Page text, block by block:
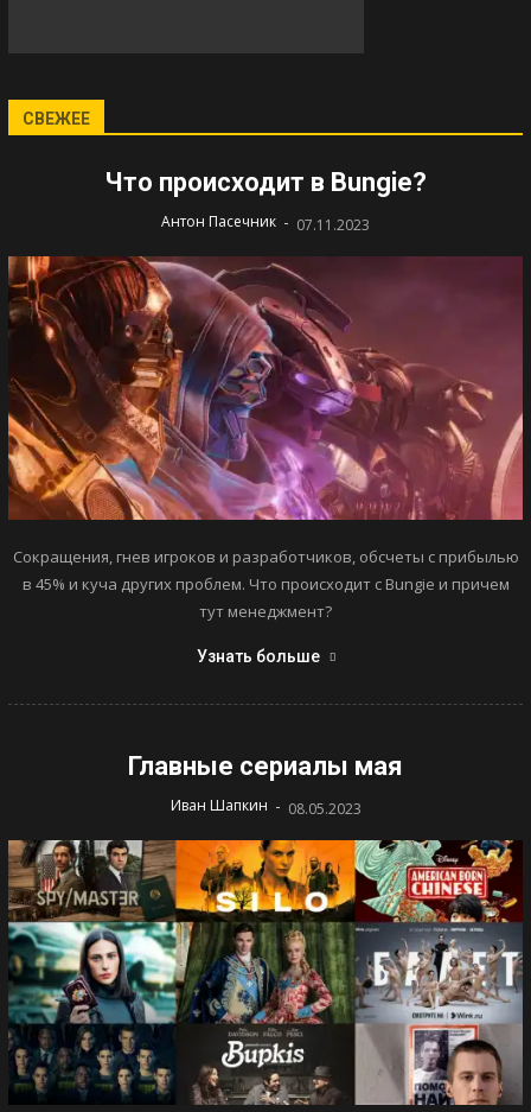
СВЕЖЕЕ
Что происходит в Bungie?
Антон Пасечник - 07.11.2023
Сокращения, гнев игроков и разработчиков, обсчеты с прибылью
в 45% и куча других проблем. Что происходит с Bungie и причем
тут менеджмент?
Узнать больше
Главные сериалы мая
Иван Шапкин - 08.05.2023